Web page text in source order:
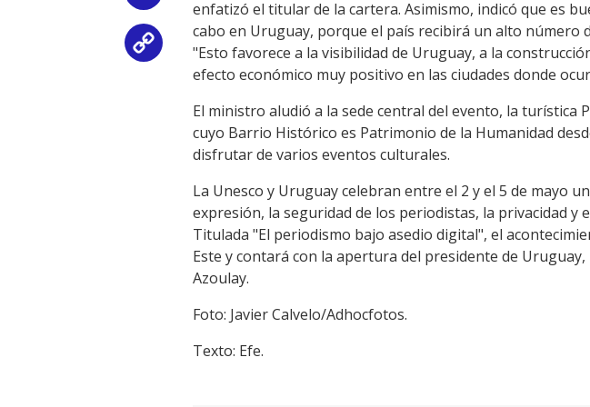
Copy
Link
enfatizó el titular de la cartera. Asimismo, indicó que es
cabo en Uruguay, porque el país recibirá un alto número
"Esto favorece a la visibilidad de Uruguay, a la
efecto económico muy positivo en las ciudades donde
El ministro aludió a la sede central del evento, la turística
cuyo Barrio Histórico es Patrimonio de la Humanidad
disfrutar de varios eventos culturales.
La Unesco y Uruguay celebran entre el 2 y el 5 de mayo
expresión, la seguridad de los periodistas, la privacidad y
Titulada "El periodismo bajo asedio digital", el
Este y contará con la apertura del presidente de
Azoulay.
Foto: Javier Calvelo/Adhocfotos.
Texto: Efe.